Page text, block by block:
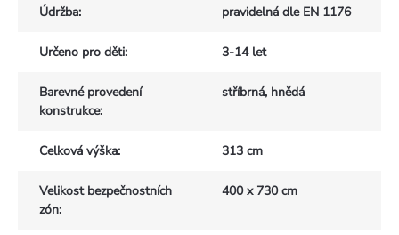
Údržba: pravidelná dle EN 1176
Určeno pro děti: 3-14 let
Barevné provedení
konstrukce:
stříbrná, hnědá
Celková výška: 313 cm
Velikost bezpečnostních
zón:
400 x 730 cm